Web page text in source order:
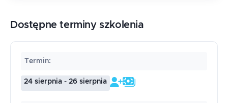
Dostępne terminy szkolenia
Termin:
24 sierpnia - 26 sierpnia